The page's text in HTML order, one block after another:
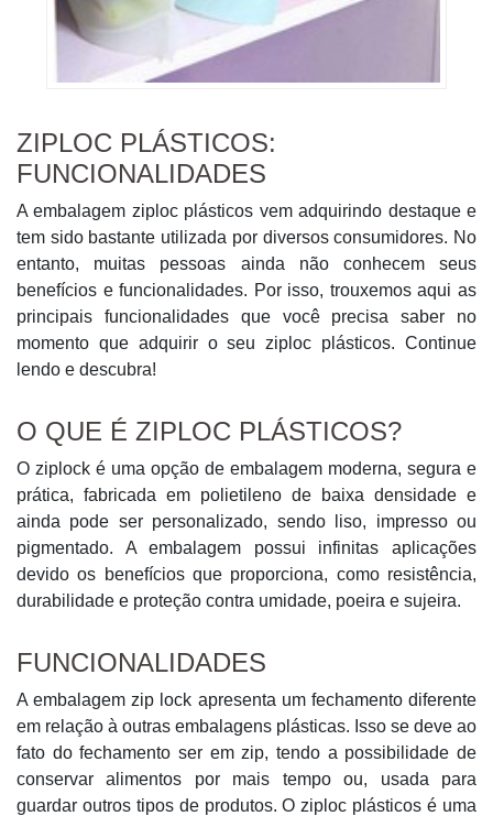
ZIPLOC PLÁSTICOS:
FUNCIONALIDADES
A embalagem ziploc plásticos vem adquirindo destaque e
tem sido bastante utilizada por diversos consumidores. No
entanto, muitas pessoas ainda não conhecem seus
benefícios e funcionalidades. Por isso, trouxemos aqui as
principais funcionalidades que você precisa saber no
momento que adquirir o seu ziploc plásticos. Continue
lendo e descubra!
O QUE É ZIPLOC PLÁSTICOS?
O ziplock é uma opção de embalagem moderna, segura e
prática, fabricada em polietileno de baixa densidade e
ainda pode ser personalizado, sendo liso, impresso ou
pigmentado. A embalagem possui infinitas aplicações
devido os benefícios que proporciona, como resistência,
durabilidade e proteção contra umidade, poeira e sujeira.
FUNCIONALIDADES
A embalagem zip lock apresenta um fechamento diferente
em relação à outras embalagens plásticas. Isso se deve ao
fato do fechamento ser em zip, tendo a possibilidade de
conservar alimentos por mais tempo ou, usada para
guardar outros tipos de produtos. O ziploc plásticos é uma